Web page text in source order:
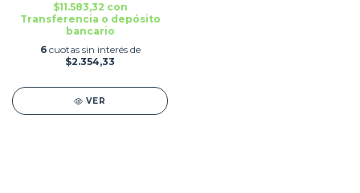
$11.583,32 con
Transferencia o depósito
bancario
6 cuotas sin interés de
$2.354,33
VER